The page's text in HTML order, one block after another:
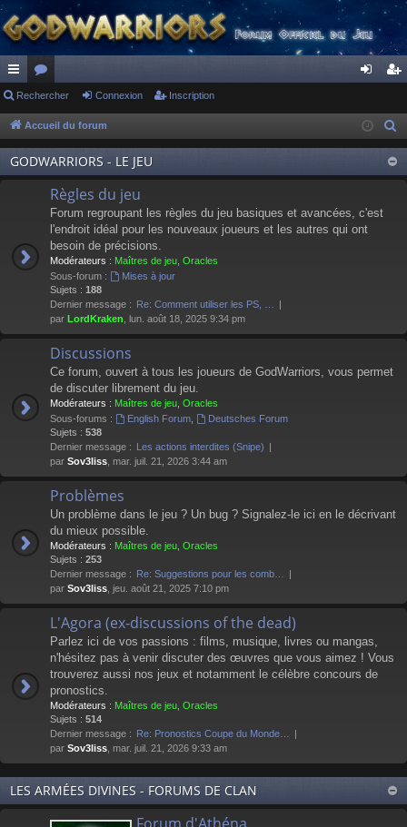
ac
co
ur
ci
or
u
m
s
ne
xi
on
cri
pti
on
Rechercher Connexion Inscription
Accueil du forum
GODWARRIORS - LE JEU
Règles du jeu
Forum regroupant les règles du jeu basiques et avancées, c'est
l'endroit idéal pour les nouveaux joueurs et les autres qui ont
besoin de précisions.
Modérateurs : Maîtres de jeu Oracles
Sous-forum :
Mises à jour
Sujets : 188
Dernier message : Re: Comment utiliser les PS, …
par LordKraken , lun. août 18, 2025 9:34 pm
Discussions
Ce forum, ouvert à tous les joueurs de GodWarriors, vous permet
de discuter librement du jeu.
Modérateurs : Maîtres de jeu Oracles
Sous-forums :
English Forum,
Deutsches Forum
Sujets : 538
Dernier message : Les actions interdites (Snipe)
par Sov3liss , mar. juil. 21, 2026 3:44 am
Problèmes
Un problème dans le jeu ? Un bug ? Signalez-le ici en le décrivant
du mieux possible.
Modérateurs : Maîtres de jeu Oracles
Sujets : 253
Dernier message : Re: Suggestions pour les comb…
par Sov3liss , jeu. août 21, 2025 7:10 pm
L'Agora (ex-discussions of the dead)
Parlez ici de vos passions : films, musique, livres ou mangas,
n'hésitez pas à venir discuter des œuvres que vous aimez ! Vous
trouverez aussi nos jeux et notamment le célèbre concours de
pronostics.
Modérateurs : Maîtres de jeu Oracles
Sujets : 514
Dernier message : Re: Pronostics Coupe du Monde…
par Sov3liss , mar. juil. 21, 2026 9:33 am
LES ARMÉES DIVINES - FORUMS DE CLAN